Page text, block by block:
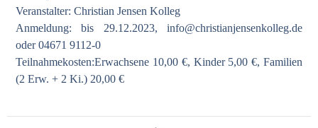
Veranstalter: Christian Jensen Kolleg
Anmeldung: bis 29.12.2023, info@christianjensenkolleg.de
oder 04671 9112-0
Teilnahmekosten:Erwachsene 10,00 €, Kinder 5,00 €, Familien
(2 Erw. + 2 Ki.) 20,00 €